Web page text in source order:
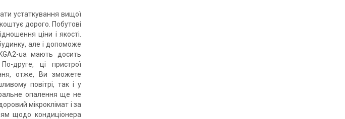
устаткування вищої
дорого. Побутові
ціни і якості.
але і допоможе
ua мають досить
друге, ці пристрої
отже, Ви зможете
повітрі, так і у
опалення ще не
мікроклімат і за
щодо кондиціонера